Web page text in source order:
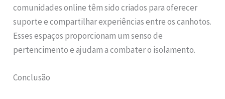
comunidades online têm sido criados para oferecer
suporte e compartilhar experiências entre os canhotos.
Esses espaços proporcionam um senso de
pertencimento e ajudam a combater o isolamento.
Conclusão